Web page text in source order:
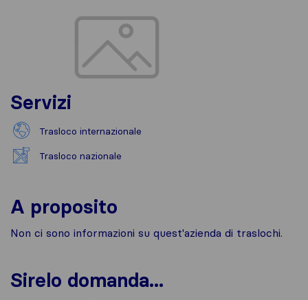
Servizi
Trasloco internazionale
Trasloco nazionale
A proposito
Non ci sono informazioni su quest'azienda di traslochi.
Sirelo domanda...